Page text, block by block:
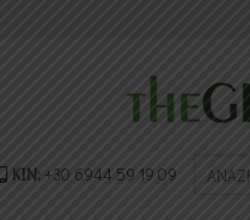
ΚΙΝ: +30 6944 59 19 09
για: